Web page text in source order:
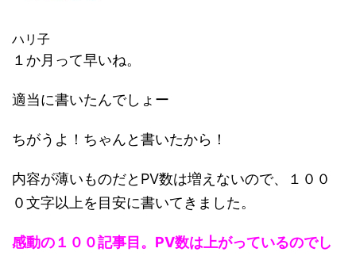
ハリ子
１か月って早いね。
適当に書いたんでしょー
ちがうよ！ちゃんと書いたから！
内容が薄いものだとPV数は増えないので、１００
０文字以上を目安に書いてきました。
感動の１００記事目。PV数は上がっているのでし